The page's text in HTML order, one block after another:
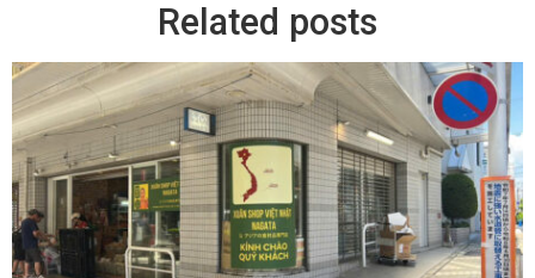
Related posts